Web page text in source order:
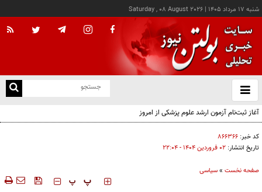
شنبه ۱۷ مرداد ۱۴۰۵ |
Saturday , 08 August 2026
باز
و
آغاز ثبت‌نام آزمون ارشد علوم پزشکی از امروز
کد خبر: ۸۶۶۳۶۶
تاریخ انتشار: ۰۲ فروردين ۱۴۰۴ - ۲۲:۰۴
صفحه نخست »سیاسی
‍‍‍ پ پ